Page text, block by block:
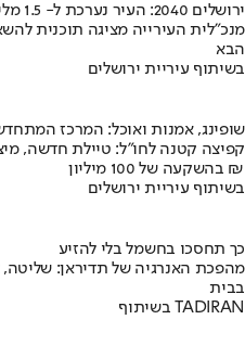
ירושלים 2040: העיר נערכת ל- 1.5 מליון תושבים
מנכ"לית העירייה מציגה תוכנית
הבא
בשיתוף עיריית ירושלים
שופינג, אמנות ואוכל: המרכז
קפיצה קטנה לחו"ל: טיילת חדשה,
בהשקעה של 100 מיליון ₪
בשיתוף עיריית ירושלים
כך תחסכו בחשמל בלי להזיע
מהפכת האנרגיה של תדיראן:
בבית
בשיתוף TADIRAN